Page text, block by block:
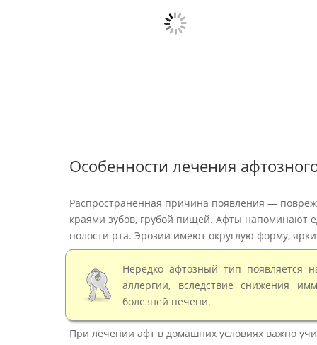
Особенности лечения
Распространенная причина появления —
краями зубов, грубой пищей. Афты напоминают
полости рта. Эрозии имеют округлую форму,
Нередко афтозный тип появляется
аллергии, вследствие снижения
болезней печени.
При лечении афт в домашних условиях важно